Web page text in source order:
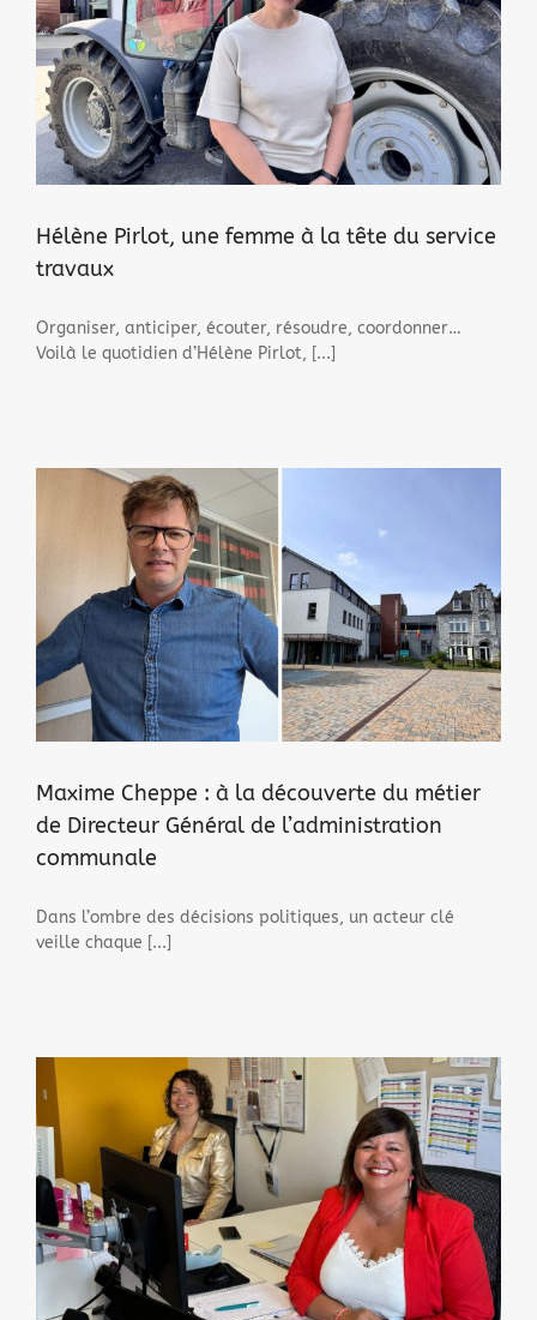
Hélène Pirlot, une femme à la tête du service
travaux
Organiser, anticiper, écouter, résoudre, coordonner…
Voilà le quotidien d’Hélène Pirlot, [...]
Maxime Cheppe : à la découverte du métier
de Directeur Général de l’administration
communale
Dans l’ombre des décisions politiques, un acteur clé
veille chaque [...]